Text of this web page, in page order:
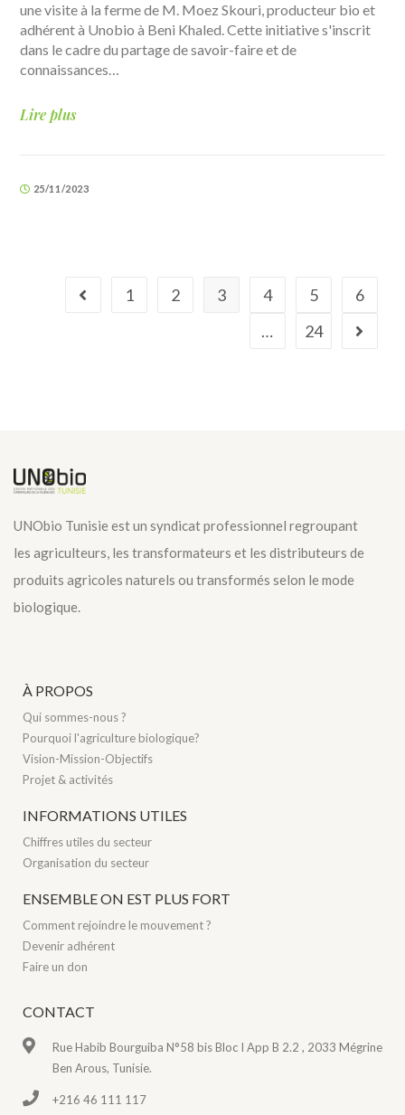
une visite à la ferme de M. Moez Skouri, producteur bio et
adhérent à Unobio à Beni Khaled. Cette initiative s'inscrit
dans le cadre du partage de savoir-faire et de
connaissances…
Lire plus
25/11/2023
1 2 3 4 5
6
…
24
UNObio Tunisie est un syndicat professionnel regroupant
les agriculteurs, les transformateurs et les distributeurs de
produits agricoles naturels ou transformés selon le mode
biologique.
À PROPOS
Qui sommes-nous ?
Pourquoi l'agriculture biologique?
Vision-Mission-Objectifs
Projet & activités
INFORMATIONS UTILES
Chiffres utiles du secteur
Organisation du secteur
ENSEMBLE ON EST PLUS FORT
Comment rejoindre le mouvement ?
Devenir adhérent
Faire un don
CONTACT
Rue Habib Bourguiba N°58 bis Bloc I App B 2.2 , 2033 Mégrine
Ben Arous, Tunisie.
+216 46 111 117